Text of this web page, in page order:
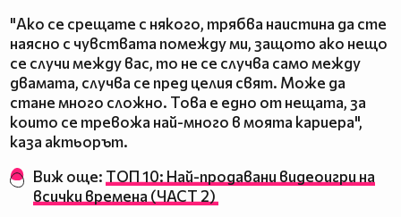
"Ако се срещате с някого, трябва наистина да сте
наясно с чувствата помежду ми, защото ако нещо
се случи между вас, то не се случва само между
двамата, случва се пред целия свят. Може да
стане много сложно. Това е едно от нещата, за
които се тревожа най-много в моята кариера",
каза актьорът.
Виж още: ТОП 10: Най-продавани видеоигри на
всички времена (ЧАСТ 2)